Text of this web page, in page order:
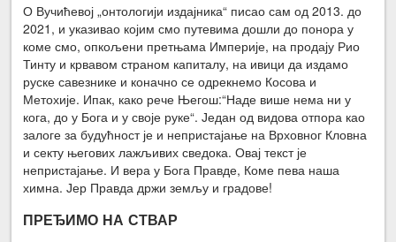
О Вучићевој „онтологији издајника“ писао сам од 2013. до
2021, и указивао којим смо путевима дошли до понора у
коме смо, опкољени претњама Империје, на продају Рио
Тинту и крвавом страном капиталу, на ивици да издамо
руске савезнике и коначно се одрекнемо Косова и
Метохије. Ипак, како рече Његош:“Наде више нема ни у
кога, до у Бога и у своје руке“. Један од видова отпора као
залоге за будућност је и непристајање на Врховног Кловна
и секту његових лажљивих сведока. Овај текст је
непристајање. И вера у Бога Правде, Коме пева наша
химна. Јер Правда држи земљу и градове!
ПРЕЂИМО НА СТВАР